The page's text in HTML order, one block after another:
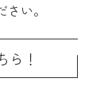
い。
ら！